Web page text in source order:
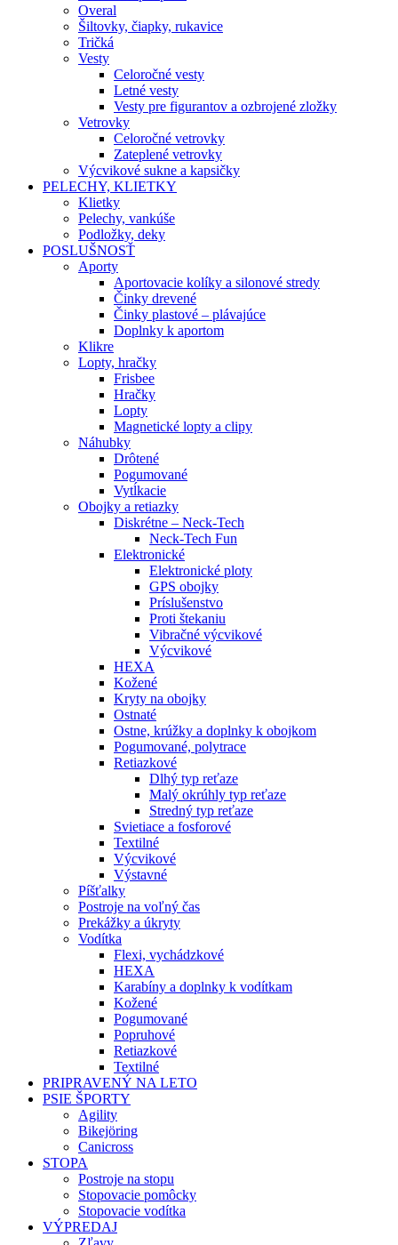
Overal
Šiltovky, čiapky, rukavice
Tričká
Vesty
Celoročné vesty
Letné vesty
Vesty pre figurantov a ozbrojené zložky
Vetrovky
Celoročné vetrovky
Zateplené vetrovky
Výcvikové sukne a kapsičky
PELECHY, KLIETKY
Klietky
Pelechy, vankúše
Podložky, deky
POSLUŠNOSŤ
Aporty
Aportovacie kolíky a silonové stredy
Činky drevené
Činky plastové – plávajúce
Doplnky k aportom
Klikre
Lopty, hračky
Frisbee
Hračky
Lopty
Magnetické lopty a clipy
Náhubky
Drôtené
Pogumované
Vytĺkacie
Obojky a retiazky
Diskrétne – Neck-Tech
Neck-Tech Fun
Elektronické
Elektronické ploty
GPS obojky
Príslušenstvo
Proti štekaniu
Vibračné výcvikové
Výcvikové
HEXA
Kožené
Kryty na obojky
Ostnaté
Ostne, krúžky a doplnky k obojkom
Pogumované, polytrace
Retiazkové
Dlhý typ reťaze
Malý okrúhly typ reťaze
Stredný typ reťaze
Svietiace a fosforové
Textilné
Výcvikové
Výstavné
Píšťalky
Postroje na voľný čas
Prekážky a úkryty
Vodítka
Flexi, vychádzkové
HEXA
Karabíny a doplnky k vodítkam
Kožené
Pogumované
Popruhové
Retiazkové
Textilné
PRIPRAVENÝ NA LETO
PSIE ŠPORTY
Agility
Bikejöring
Canicross
STOPA
Postroje na stopu
Stopovacie pomôcky
Stopovacie vodítka
VÝPREDAJ